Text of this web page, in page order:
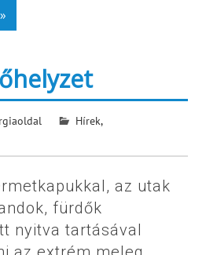
Hírek,
az utak
fürdők
nyitva tartásával